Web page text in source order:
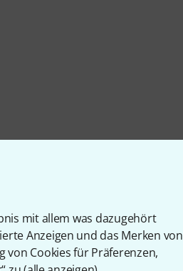
mit allem was dazugehört
Anzeigen und das Merken von
von Cookies für Präferenzen,